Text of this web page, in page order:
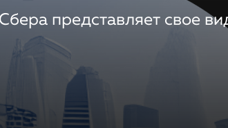
представляет свое